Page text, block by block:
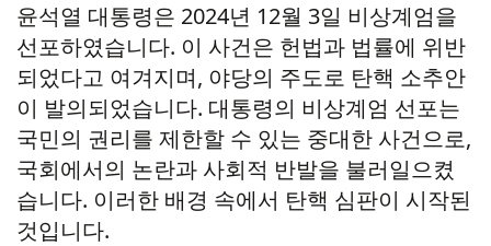
윤석열 대통령은 2024년 12월 3일 비상계엄을
선포하였습니다. 이 사건은 헌법과 법률에 위반
되었다고 여겨지며, 야당의 주도로 탄핵 소추안
이 발의되었습니다. 대통령의 비상계엄 선포는
국민의 권리를 제한할 수 있는 중대한 사건으로,
국회에서의 논란과 사회적 반발을 불러일으켰
습니다. 이러한 배경 속에서 탄핵 심판이 시작된
것입니다.